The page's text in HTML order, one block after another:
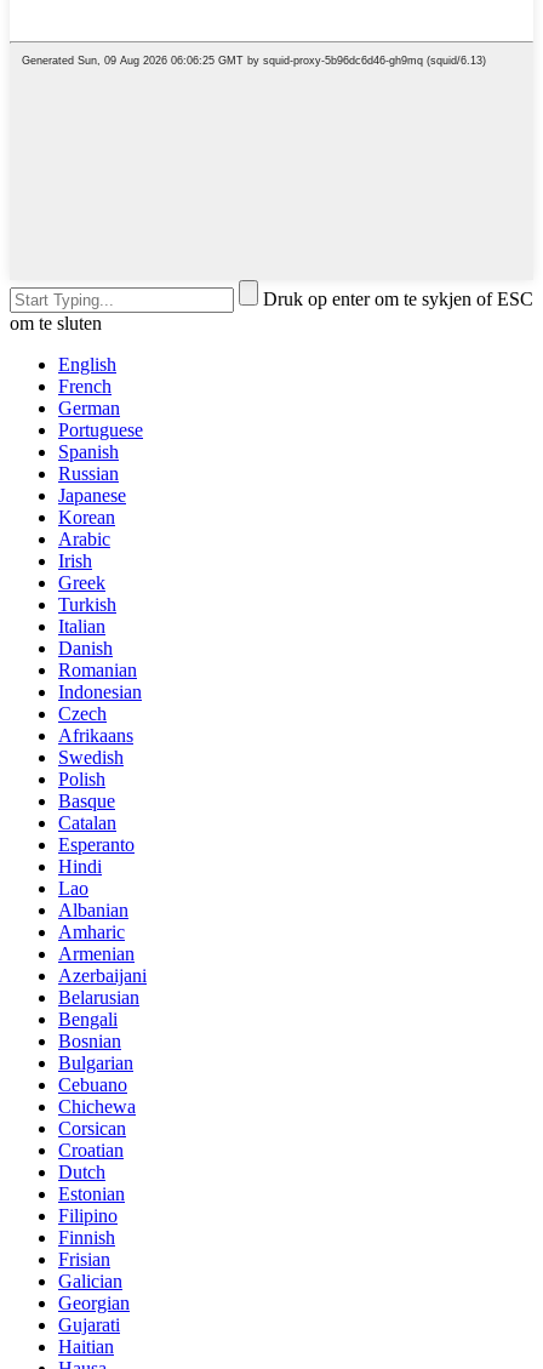
Druk op enter om te sykjen of ESC
om te sluten
English
French
German
Portuguese
Spanish
Russian
Japanese
Korean
Arabic
Irish
Greek
Turkish
Italian
Danish
Romanian
Indonesian
Czech
Afrikaans
Swedish
Polish
Basque
Catalan
Esperanto
Hindi
Lao
Albanian
Amharic
Armenian
Azerbaijani
Belarusian
Bengali
Bosnian
Bulgarian
Cebuano
Chichewa
Corsican
Croatian
Dutch
Estonian
Filipino
Finnish
Frisian
Galician
Georgian
Gujarati
Haitian